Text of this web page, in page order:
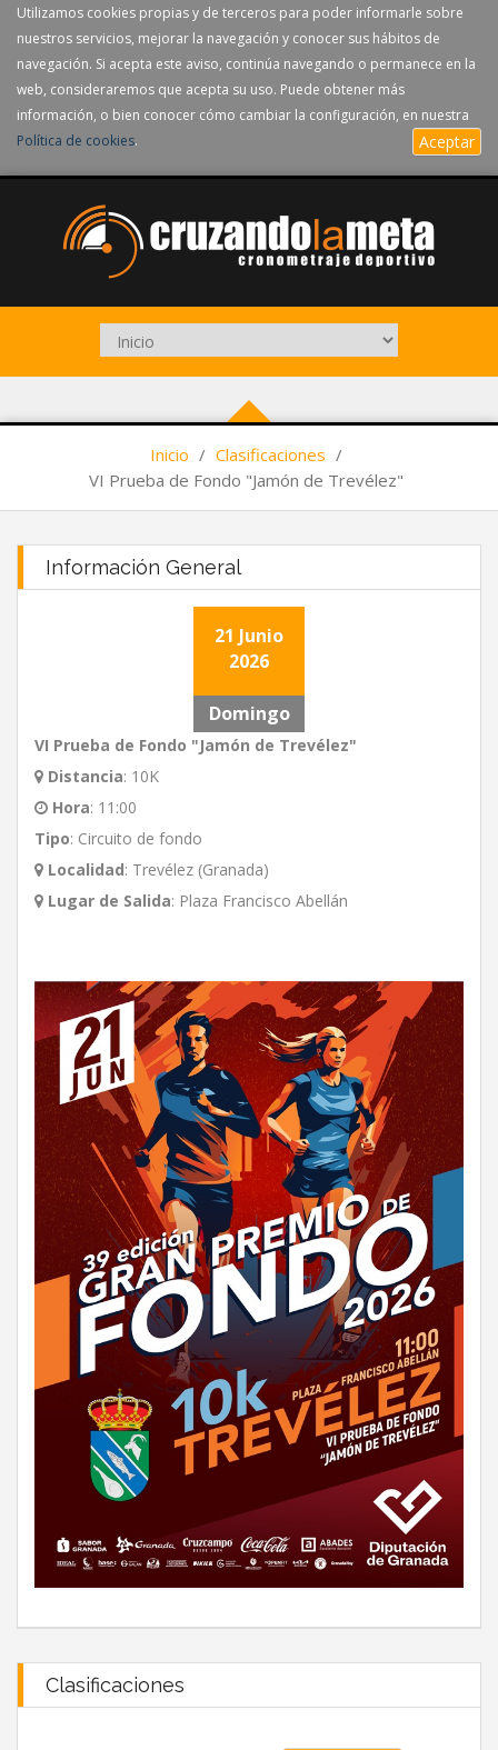
Utilizamos cookies propias y de terceros para poder informarle sobre
nuestros servicios, mejorar la navegación y conocer sus hábitos de
navegación. Si acepta este aviso, continúa navegando o permanece en la
web, consideraremos que acepta su uso. Puede obtener más
información, o bien conocer cómo cambiar la configuración, en nuestra
Política de cookies. Aceptar
Inicio / Clasificaciones /
VI Prueba de Fondo "Jamón de Trevélez"
Información General
21 Junio
2026
Domingo
VI Prueba de Fondo "Jamón de Trevélez"
Distancia: 10K
Hora: 11:00
Tipo: Circuito de fondo
Localidad: Trevélez (Granada)
Lugar de Salida: Plaza Francisco Abellán
Clasificaciones